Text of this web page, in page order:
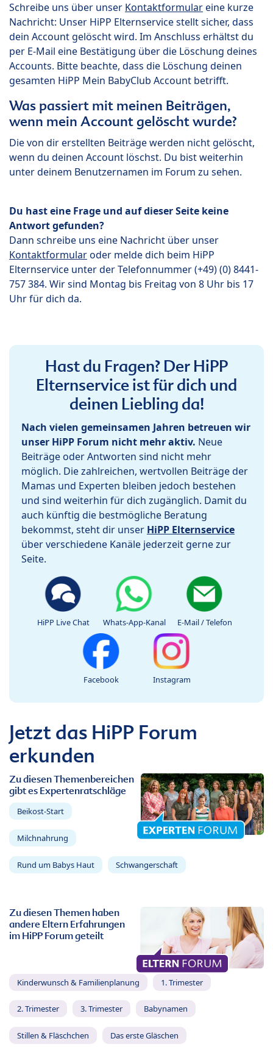
Schreibe uns über unser Kontaktformulareine kurze
Nachricht: Unser HiPP Elternservice stellt sicher, dass
dein Account gelöscht wird. Im Anschluss erhältst du
per E-Mail eine Bestätigung über die Löschung deines
Accounts. Bitte beachte, dass die Löschung deinen
gesamten HiPP Mein BabyClub Account betrifft.
Was passiert mit meinen Beiträgen,
wenn mein Account gelöscht wurde?
Die von dir erstellten Beiträge werden nicht gelöscht,
wenn du deinen Account löschst. Du bist weiterhin
unter deinem Benutzernamen im Forum zu sehen.
Du hast eine Frage und auf dieser Seite keine
Antwort gefunden?
Dann schreibe uns eine Nachricht über unser
Kontaktformularoder melde dich beim HiPP
Elternservice unter der Telefonnummer (+49) (0) 8441-
757 384. Wir sind Montag bis Freitag von 8 Uhr bis 17
Uhr für dich da.
Hast du Fragen? Der HiPP
Elternservice ist für dich und
deinen Liebling da!
Nach vielen gemeinsamen Jahren betreuen wir
unser HiPP Forum nicht mehr aktiv. Neue
Beiträge oder Antworten sind nicht mehr
möglich. Die zahlreichen, wertvollen Beiträge der
Mamas und Experten bleiben jedoch bestehen
und sind weiterhin für dich zugänglich. Damit du
auch künftig die bestmögliche Beratung
bekommst, steht dir unser HiPP Elternservice
über verschiedene Kanäle jederzeit gerne zur
Seite.
HiPP Live Chat Whats-App-Kanal E-Mail / Telefon
Facebook Instagram
Jetzt das HiPP Forum
erkunden
Zu diesen Themenbereichen
gibt es Expertenratschläge
Beikost-Start
Milchnahrung
Rund um Babys Haut Schwangerschaft
Zu diesen Themen haben
andere Eltern Erfahrungen
im HiPP Forum geteilt
Kinderwunsch & Familienplanung 1. Trimester
2. Trimester 3. Trimester Babynamen
Stillen & Fläschchen Das erste Gläschen